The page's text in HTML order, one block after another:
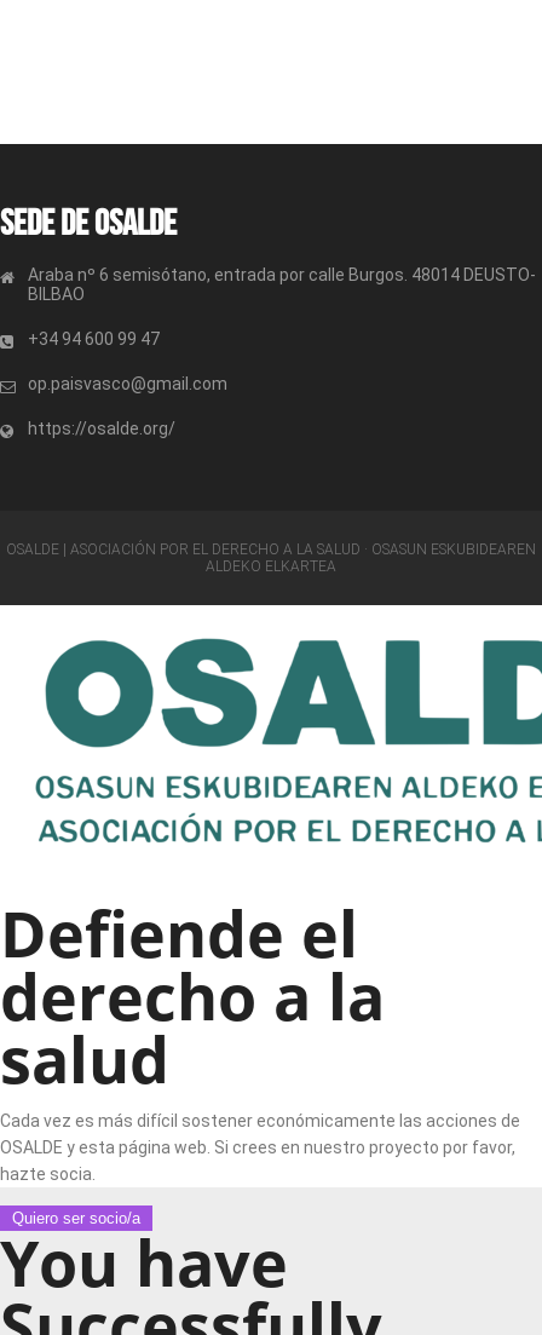
Sede de OSALDE
Araba nº 6 semisótano, entrada por calle Burgos. 48014 DEUSTO-
BILBAO
+34 94 600 99 47
op.paisvasco@gmail.com
https://osalde.org/
OSALDE | ASOCIACIÓN POR EL DERECHO A LA SALUD · OSASUN ESKUBIDEAREN
ALDEKO ELKARTEA
Defiende el
derecho a la
salud
Cada vez es más difícil sostener económicamente las acciones de
OSALDE y esta página web. Si crees en nuestro proyecto por favor,
hazte socia.
Quiero ser socio/a
You have